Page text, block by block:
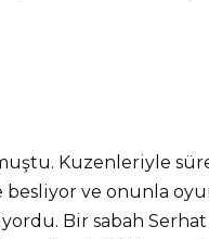
Kuzenleriyle
besliyor ve onunla
Bir sabah Serhat